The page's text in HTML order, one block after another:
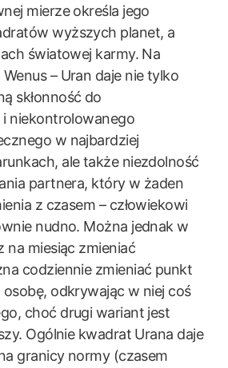
mierze określa jego
wyższych planet, a
światowej karmy. Na
– Uran daje nie tylko
skłonność do
niekontrolowanego
w najbardziej
ale także niezdolność
partnera, który w żaden
z czasem – człowiekowi
nudno. Można jednak w
na miesiąc zmieniać
codziennie zmieniać punkt
odkrywając w niej coś
choć drugi wariant jest
Ogólnie kwadrat Urana daje
granicy normy (czasem